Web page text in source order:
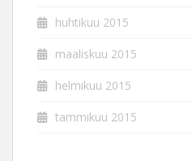
huhtikuu 2015
maaliskuu 2015
helmikuu 2015
tammikuu 2015